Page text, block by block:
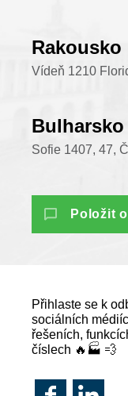
Rakousko
Vídeň 1210
Bulharsko
Sofie 1407, 47,
Položit
Přihlaste se k
sociálních
řešeních,
číslech 🔥🏭 💨